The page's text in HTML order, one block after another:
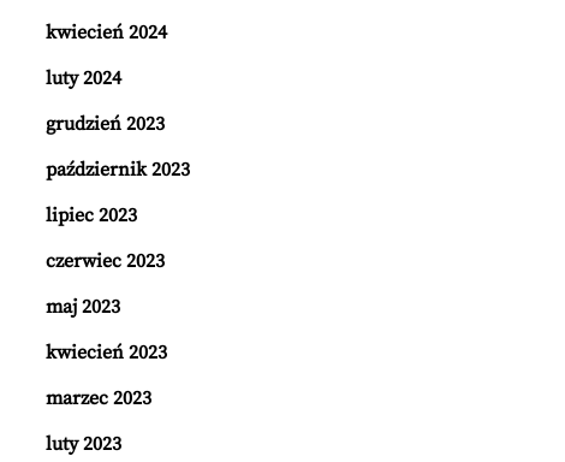
kwiecień 2024
luty 2024
grudzień 2023
październik 2023
lipiec 2023
czerwiec 2023
maj 2023
kwiecień 2023
marzec 2023
luty 2023